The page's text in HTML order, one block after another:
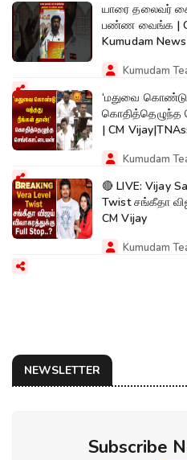
யாரை தலைவர்
பண்ண வைங்க |
Kumudam
Kumudam
‘மதுவை
கொதித்தெழுந்த
| CM
Kumudam
🔴 LIVE: Vijay
Twist சங்கீதா
CM Vijay
Kumudam
NEWSLETTER
Subscribe